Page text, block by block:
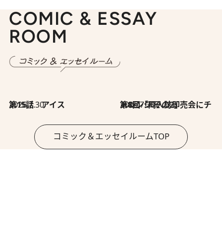
COMIC & ESSAY
ROOM
2026.7.30
第15話 アイス 2026.7.30
第8回「同人誌即売会にチャレンジ その2」
コミック＆エッセイルームTOP